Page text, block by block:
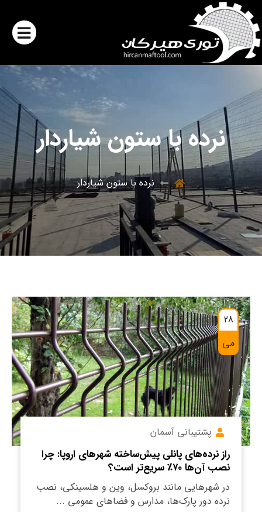
نرده با ستون شیاردار
نرده با ستون شیاردار
28
می
پشتیبانی آسمان
راز نرده‌های پانلی پیش‌ساخته شهرهای اروپا: چرا
نصب آن‌ها ۷۰٪ سریع‌تر است؟
در شهرهایی مانند بروکسل، وین و هلسینکی، نصب
نرده دور پارک‌ها، مدارس و فضاهای عمومی ...